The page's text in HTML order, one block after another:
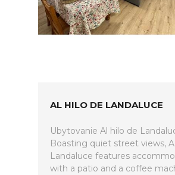
AL HILO DE LANDALUCE
Ubytovanie Al hilo de
Boasting quiet street views,
Landaluce features
with a patio and a coffee